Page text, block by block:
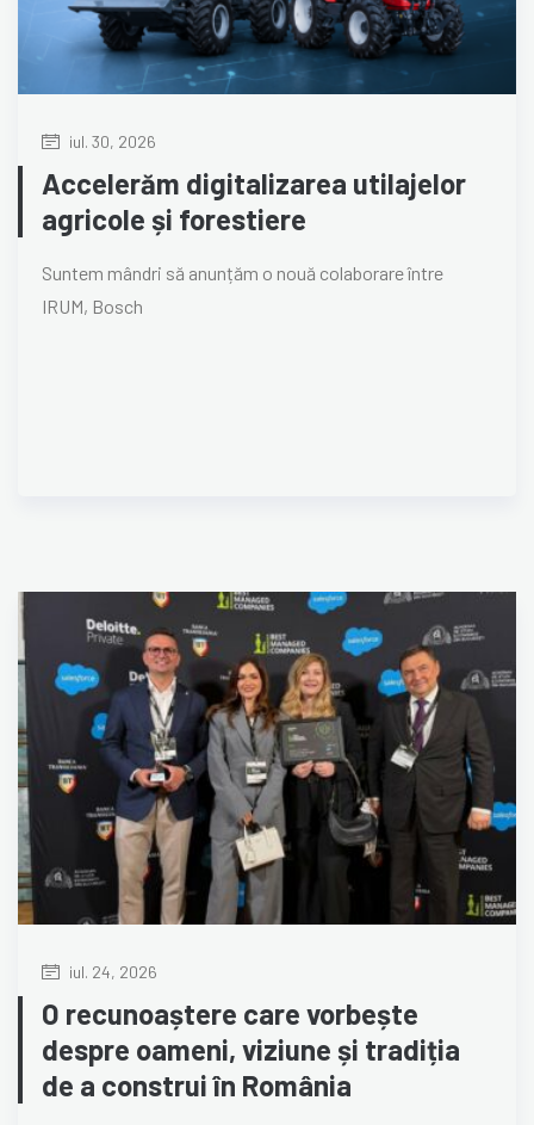
iul. 30, 2026
Accelerăm digitalizarea utilajelor
agricole și forestiere
Suntem mândri să anunțăm o nouă colaborare între
IRUM, Bosch
iul. 24, 2026
O recunoaștere care vorbește
despre oameni, viziune și tradiția
de a construi în România